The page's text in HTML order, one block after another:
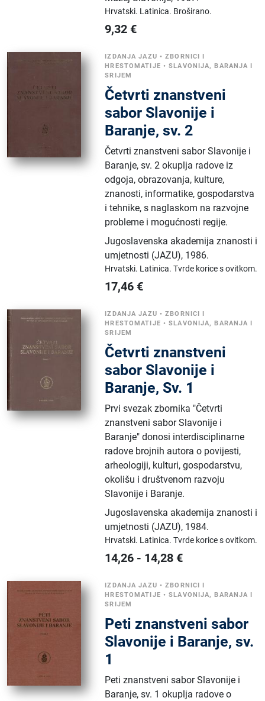
Hrvatski. Latinica. Broširano.
9,32 €
IZDANJA JAZU •ZBORNICI I
HRESTOMATIJE •SLAVONIJA, BARANJA I
SRIJEM
Četvrti znanstveni
sabor Slavonije i
Baranje, sv. 2
Četvrti znanstveni sabor Slavonije i
Baranje, sv. 2 okuplja radove iz
odgoja, obrazovanja, kulture,
znanosti, informatike, gospodarstva
i tehnike, s naglaskom na razvojne
probleme i mogućnosti regije.
Jugoslavenska akademija znanosti i
umjetnosti (JAZU), 1986.
Hrvatski. Latinica.Tvrde korice s ovitkom.
17,46 €
IZDANJA JAZU •ZBORNICI I
HRESTOMATIJE •SLAVONIJA, BARANJA I
SRIJEM
Četvrti znanstveni
sabor Slavonije i
Baranje, Sv. 1
Prvi svezak zbornika "Četvrti
znanstveni sabor Slavonije i
Baranje" donosi interdisciplinarne
radove brojnih autora o povijesti,
arheologiji, kulturi, gospodarstvu,
okolišu i društvenom razvoju
Slavonije i Baranje.
Jugoslavenska akademija znanosti i
umjetnosti (JAZU), 1984.
Hrvatski. Latinica.Tvrde korice s ovitkom.
14,26 - 14,28 €
IZDANJA JAZU •ZBORNICI I
HRESTOMATIJE •SLAVONIJA, BARANJA I
SRIJEM
Peti znanstveni sabor
Slavonije i Baranje, sv.
1
Peti znanstveni sabor Slavonije i
Baranje, sv. 1 okuplja radove o